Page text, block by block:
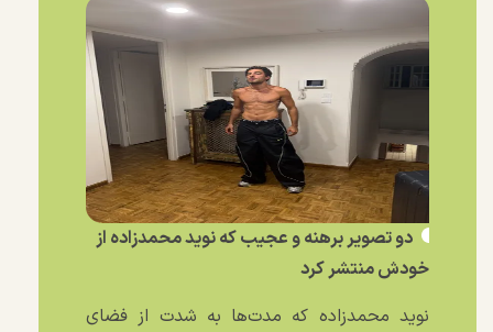
دو تصویر برهنه و عجیب که نوید محمدزاده از
خودش منتشر کرد
نوید محمدزاده که مدت‌ها به شدت از فضای